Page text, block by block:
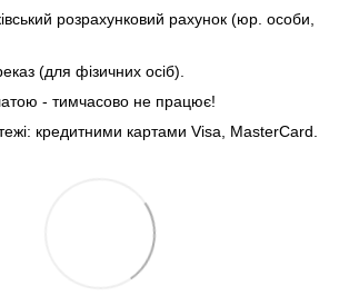
розрахунковий рахунок (юр. особи,
(для фізичних осіб).
- тимчасово не працює!
кредитними картами Visa, MasterCard.